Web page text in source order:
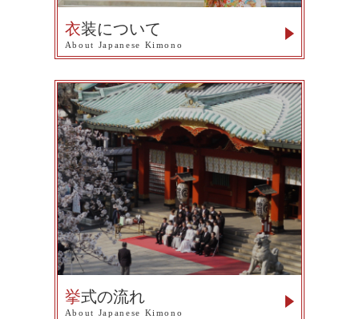
衣装について
About Japanese Kimono
挙式の流れ
About Japanese Kimono